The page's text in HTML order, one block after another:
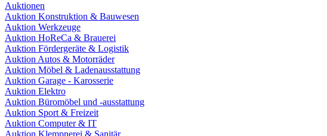
Auktionen
Auktion Konstruktion & Bauwesen
Auktion Werkzeuge
Auktion HoReCa & Brauerei
Auktion Fördergeräte & Logistik
Auktion Autos & Motorräder
Auktion Möbel & Ladenausstattung
Auktion Garage - Karosserie
Auktion Elektro
Auktion Büromöbel und -ausstattung
Auktion Sport & Freizeit
Auktion Computer & IT